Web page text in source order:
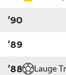
'90
'89
'88 Lauge